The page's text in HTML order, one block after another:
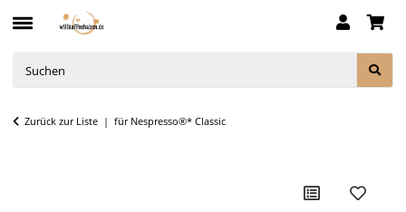
Zurück zur Liste für Nespresso®* Classic